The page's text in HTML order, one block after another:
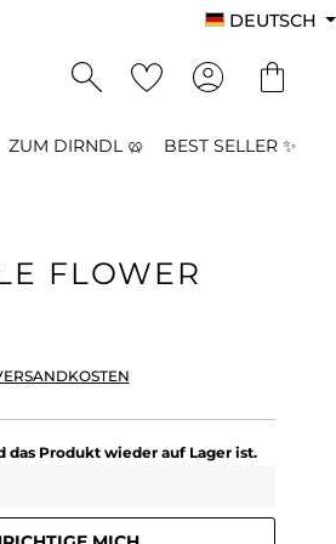
DEUTSCH
ZUM DIRNDL 🥨 BEST SELLER ✨
FLOWER
das Produkt wieder auf Lager ist.